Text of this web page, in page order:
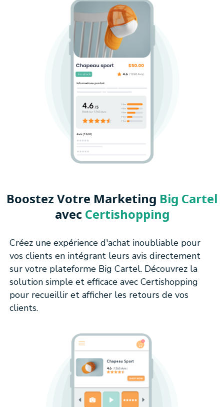
Boostez Votre Marketing Big Cartel
avecCertishopping
Créez une expérience d'achat inoubliable pour
vos clients en intégrant leurs avis directement
sur votre plateforme Big Cartel. Découvrez la
solution simple et efficace avec Certishopping
pour recueillir et afficher les retours de vos
clients.